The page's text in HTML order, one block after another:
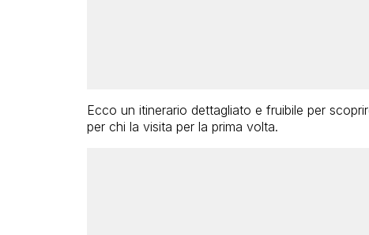
Ecco un itinerario dettagliato e fruibile per
per chi la visita per la prima volta.